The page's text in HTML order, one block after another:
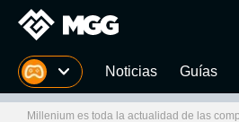
MGG Noticias Guías